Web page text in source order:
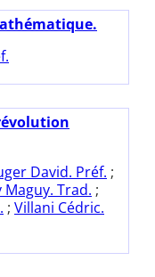
David. Préf. ;
Maguy. Trad. ;
; Villani Cédric.